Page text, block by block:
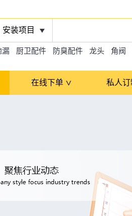
安装项目
漏 厨卫配件 防臭配件 龙头 角阀
在线下单 私人订